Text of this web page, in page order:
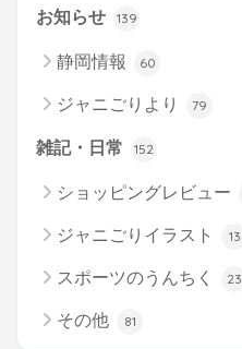
お知らせ 139
静岡情報 60
ジャニごりより 79
雑記・日常 152
ショッピングレビュー
ジャニごりイラスト 13
スポーツのうんちく 23
その他 81